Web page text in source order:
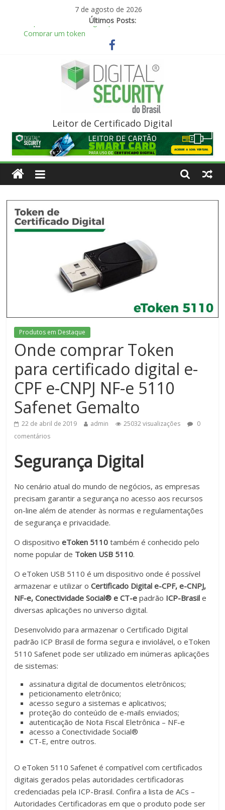
content
7 de agosto de 2026
Últimos Posts:
Comprar um token
O que é certificado digital?
O que é um Leitor Smart Card?
O que é um Cartão Smart Card para Certificado Digital?
O que é certificado digital para Nota Fiscal Eletrônica?
Digital
Security
do
Brasil
para
segurança
digital,
dicas
informática
produtividade
no
trabalho,
como
tutoriais
ajuda.
Somos
especializados
no
de
leitores,
tokens
USB
cartões
cards
para
uso
do
Certificado
Digital.
Leitor de Certificado Digital
Produtos em Destaque
Onde comprar Token
para certificado digital e-
CPF e-CNPJ NF-e 5110
Safenet Gemalto
22 de abril de 2019 admin 25032 visualizações
0
comentários
Segurança Digital
No cenário atual do mundo de negócios, as empresas
precisam garantir a segurança no acesso aos recursos
on-line além de atender às normas e regulamentações
de segurança e privacidade.
O dispositivoeToken 5110 também é conhecido pelo
nome popular de Token USB 5110.
O eToken USB 5110 é um dispositivo onde é possível
armazenar e utilizar oCertificado Digital e-CPF, e-CNPJ,
NF-e, Conectividade Social® e CT-e padrão ICP-Brasil e
diversas aplicações no universo digital.
Desenvolvido para armazenar o Certificado Digital
padrão ICP Brasil de forma segura e inviolável, o eToken
5110 Safenet pode ser utilizado em inúmeras aplicações
de sistemas:
assinatura digital de documentos eletrônicos;
peticionamento eletrônico;
acesso seguro a sistemas e aplicativos;
proteção do conteúdo de e-mails enviados;
autenticação de Nota Fiscal Eletrônica – NF-e
acesso a Conectividade Social®
CT-E, entre outros.
O eToken 5110 Safenet é compatível com certificados
digitais gerados pelas autoridades certificadoras
credenciadas pela ICP-Brasil. Confira a lista de ACs –
Autoridades Certificadoras em que o produto pode ser